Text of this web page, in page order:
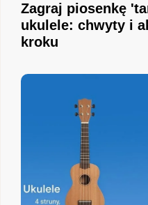
Zagraj piosenkę
ukulele: chwyty i
kroku